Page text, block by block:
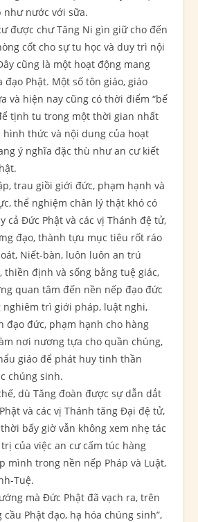
nước với sữa.
được chư Tăng Ni gìn giữ cho đến
cốt cho sự tu học và duy trì nội
cũng là một hoạt động mang
Phật. Một số tôn giáo, giáo
và hiện nay cũng có thời điểm “bế
tịnh tu trong một thời gian nhất
thức và nội dung của hoạt
ý nghĩa đặc thù như an cư kiết
trau giồi giới đức, phạm hạnh và
thể nghiệm chân lý thật khó có
cả Đức Phật và các vị Thánh đệ tử,
đạo, thành tựu mục tiêu rốt ráo
Niết-bàn, luôn luôn an trú
thiền định và sống bằng tuệ giác,
quan tâm đến nền nếp đạo đức
nghiêm trì giới pháp, luật nghi,
đạo đức, phạm hạnh cho hàng
nơi nương tựa cho quần chúng,
giáo để phát huy tinh thần
chúng sinh.
dù Tăng đoàn được sự dẫn dắt
và các vị Thánh tăng Đại đệ tử,
bấy giờ vẫn không xem nhẹ tác
của việc an cư cấm túc hàng
mình trong nền nếp Pháp và Luật,
Tuệ.
mà Đức Phật đã vạch ra, trên
Phật đạo, hạ hóa chúng sinh”,